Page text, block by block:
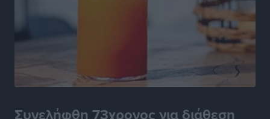
Συνελήφθη 73χρονος για διάθεση